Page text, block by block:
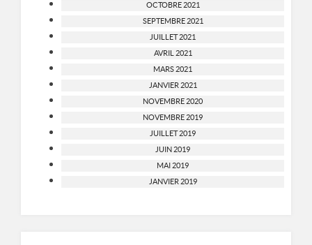
OCTOBRE 2021
SEPTEMBRE 2021
JUILLET 2021
AVRIL 2021
MARS 2021
JANVIER 2021
NOVEMBRE 2020
NOVEMBRE 2019
JUILLET 2019
JUIN 2019
MAI 2019
JANVIER 2019